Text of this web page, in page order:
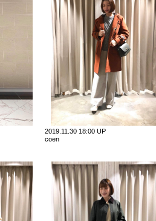
2019.11.30 18:00 UP
coen